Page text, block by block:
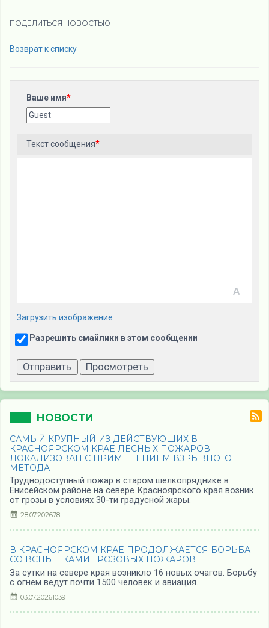
ПОДЕЛИТЬСЯ НОВОСТЬЮ
Возврат к списку
Ваше имя*
Текст сообщения*
Загрузить изображение
Разрешить смайлики в этом сообщении
НОВОСТИ
САМЫЙ КРУПНЫЙ ИЗ ДЕЙСТВУЮЩИХ В
КРАСНОЯРСКОМ КРАЕ ЛЕСНЫХ ПОЖАРОВ
ЛОКАЛИЗОВАН С ПРИМЕНЕНИЕМ ВЗРЫВНОГО
МЕТОДА
Труднодоступный пожар в старом шелкопряднике в
Енисейском районе на севере Красноярского края возник
от грозы в условиях 30-ти градусной жары.
28.07.202678
В КРАСНОЯРСКОМ КРАЕ ПРОДОЛЖАЕТСЯ БОРЬБА
СО ВСПЫШКАМИ ГРОЗОВЫХ ПОЖАРОВ
За сутки на севере края возникло 16 новых очагов. Борьбу
с огнем ведут почти 1500 человек и авиация.
03.07.20261039